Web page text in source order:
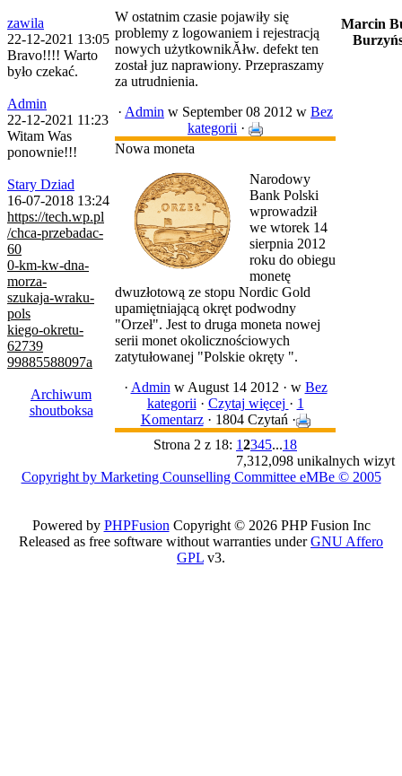
zawila
22-12-2021 13:05
Bravo!!!! Warto
było czekać.
Admin
22-12-2021 11:23
Witam Was
ponownie!!!
Stary Dziad
16-07-2018 13:24
https://tech.wp.pl
/chca-przebadac-
60
0-km-kw-dna-
morza-
szukaja-wraku-
pols
kiego-okretu-
62739
99885588097a
Archiwum
shoutboksa
W ostatnim czasie pojawiły się
problemy z logowaniem i rejestracją
nowych użytkownikĂłw. defekt ten
został juz naprawiony. Przepraszamy
za utrudnienia.
· Admin w September 08 2012 w Bez
kategorii ·
Nowa moneta
Narodowy
Bank Polski
wprowadził
we wtorek 14
sierpnia 2012
roku do obiegu
monetę
dwuzłotową ze stopu Nordic Gold
upamiętniającą okręt podwodny
"Orzeł". Jest to druga moneta nowej
serii monet okolicznościowych
zatytułowanej "Polskie okręty ".
· Admin w August 14 2012 · w Bez
kategorii · Czytaj więcej · 1
Komentarz· 1804 Czytań ·
Strona 2 z 18: 12345...18
Marcin
7,312,098 unikalnych wizyt
Copyright by Marketing Counselling Committee eMBe © 2005
Powered by PHPFusion Copyright © 2026 PHP Fusion Inc
Released as free software without warranties underGNU Affero
GPL v3.